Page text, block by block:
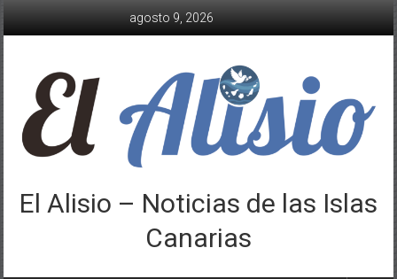
agosto 9, 2026
El Alisio – Noticias de las Islas
Canarias